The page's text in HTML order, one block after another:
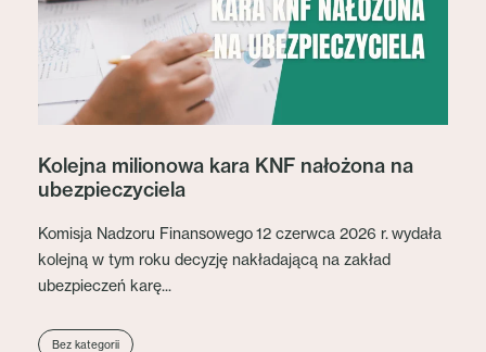
Kolejna milionowa kara KNF nałożona na
ubezpieczyciela
Komisja Nadzoru Finansowego 12 czerwca 2026 r. wydała
kolejną w tym roku decyzję nakładającą na zakład
ubezpieczeń karę...
Bez kategorii